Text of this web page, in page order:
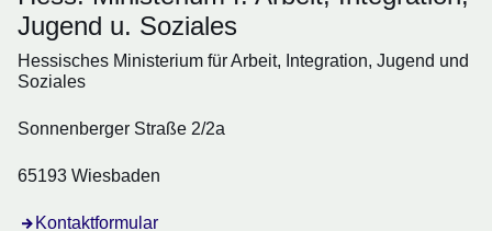
Jugend u. Soziales
Hessisches Ministerium für Arbeit, Integration, Jugend und
Soziales
Sonnenberger Straße 2/2a
65193 Wiesbaden
Kontaktformular